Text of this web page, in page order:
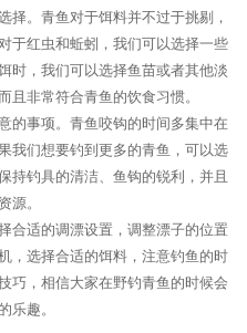
择。青鱼对于饵料并不过于挑剔，
于红虫和蚯蚓，我们可以选择一些
时，我们可以选择鱼苗或者其他淡
且非常符合青鱼的饮食习惯。
的事项。青鱼咬钩的时间多集中在
我们想要钓到更多的青鱼，可以选
持钓具的清洁、鱼钩的锐利，并且
源。
合适的调漂设置，调整漂子的位置
，选择合适的饵料，注意钓鱼的时
巧，相信大家在野钓青鱼的时候会
乐趣。